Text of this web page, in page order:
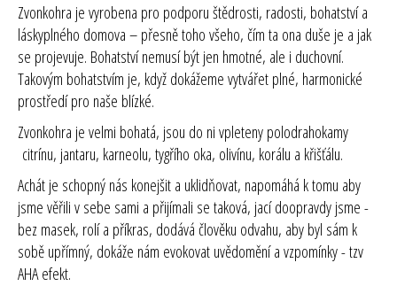
Zvonkohra je vyrobena pro podporu štědrosti, radosti, bohatství a
láskyplného domova – přesně toho všeho, čím ta ona duše je a jak
se projevuje. Bohatství nemusí být jen hmotné, ale i duchovní.
Takovým bohatstvím je, když dokážeme vytvářet plné, harmonické
prostředí pro naše blízké.
Zvonkohra je velmi bohatá, jsou do ni vpleteny polodrahokamy
citrínu, jantaru, karneolu, tygřího oka, olivínu, korálu a křišťálu.
Achát je schopný nás konejšit a uklidňovat, napomáhá k tomu aby
jsme věřili v sebe sami a přijímali se taková, jací doopravdy jsme -
bez masek, rolí a příkras, dodává člověku odvahu, aby byl sám k
sobě upřímný, dokáže nám evokovat uvědomění a vzpomínky - tzv
AHA efekt.